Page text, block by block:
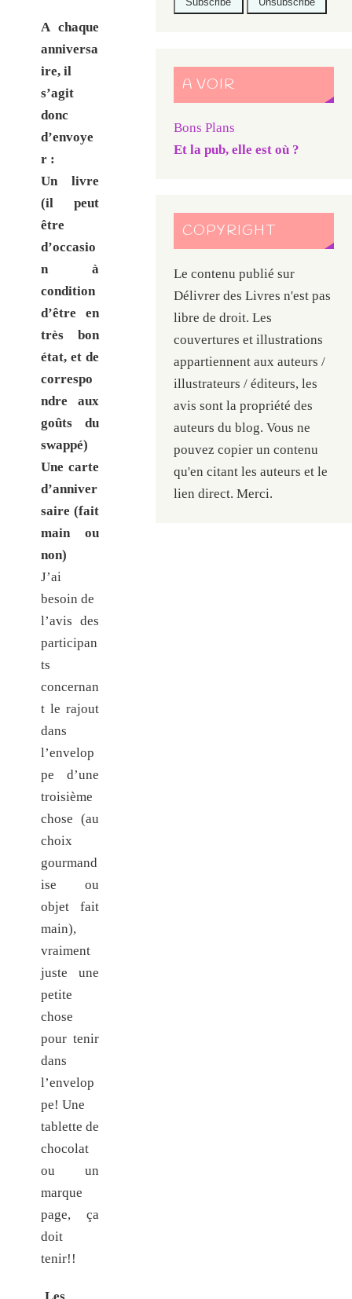
A chaque
anniversa
ire, il
s’agit
donc
d’envoye
r :
Un livre
(il peut
être
d’occasio
n à
condition
d’être en
très bon
état, et de
correspo
ndre aux
goûts du
swappé)
Une carte
d’anniver
saire (fait
main ou
non)
J’ai
besoin de
l’avis des
participan
ts
concernan
t le rajout
dans
l’envelop
pe d’une
troisième
chose (au
choix
gourmand
ise ou
objet fait
main),
vraiment
juste une
petite
chose
pour tenir
dans
l’envelop
pe! Une
tablette de
chocolat
ou un
marque
page, ça
doit
tenir!!
A VOIR
Bons Plans
Et la pub, elle est où ?
COPYRIGHT
Le contenu publié sur
Délivrer des Livres n'est pas
libre de droit. Les
couvertures et illustrations
appartiennent aux auteurs /
illustrateurs / éditeurs, les
avis sont la propriété des
auteurs du blog. Vous ne
pouvez copier un contenu
qu'en citant les auteurs et le
lien direct. Merci.